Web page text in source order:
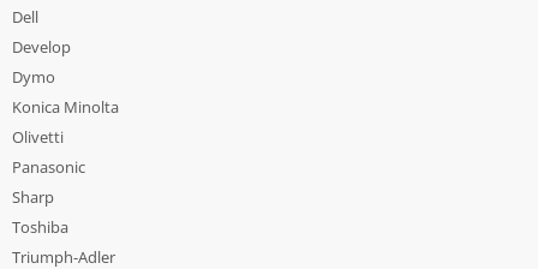
Dell
Develop
Dymo
Konica Minolta
Olivetti
Panasonic
Sharp
Toshiba
Triumph-Adler